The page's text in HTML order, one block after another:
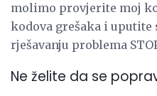
molimo provjerite moj
kodova grešaka i uputite
rješavanju problema
Ne želite da se